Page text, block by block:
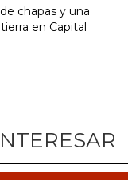
chapas y una
en Capital